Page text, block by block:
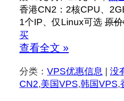
香港CN2：2核CPU、
1个IP、仅Linux可选 原
买
查看全文 »
分类： VPS优惠信息 没
CN2,美国VPS,韩国VPS,